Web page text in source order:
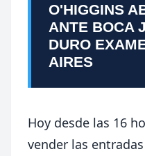
O'HIGGINS
ANTE BOCA
DURO
AIRES
Hoy desde las 16
vender las